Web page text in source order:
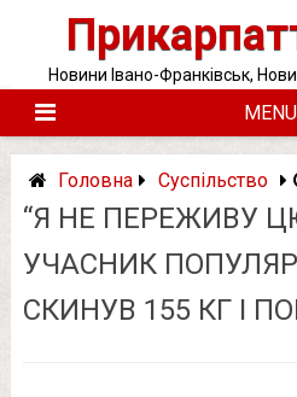
Новини Івано-Франківськ,
MENU
Головна Суспільство
“Я НЕ ПЕРЕЖИВУ
УЧАСНИК
СКИНУВ 155 КГ І